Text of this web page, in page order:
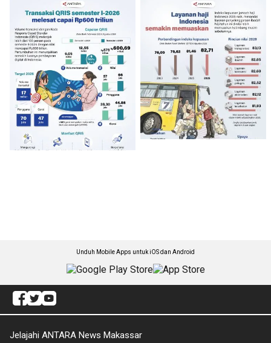
Unduh Mobile Apps untuk iOS dan Android
Jelajahi ANTARA News Makassar